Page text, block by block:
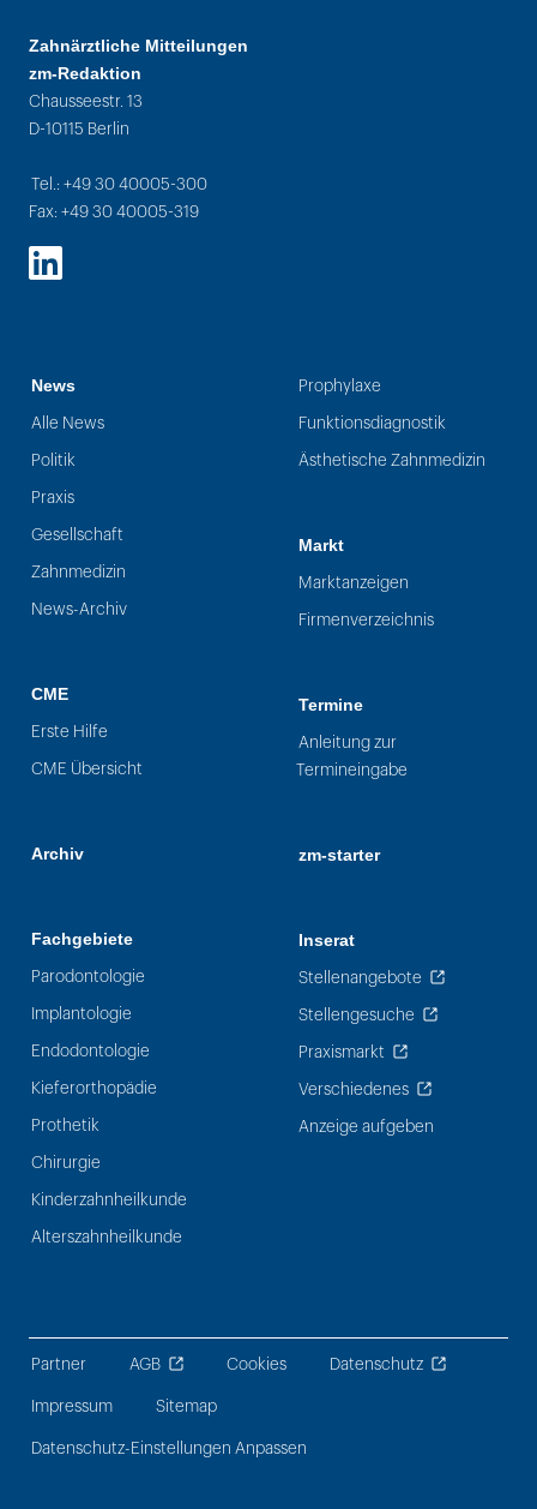
Zahnärztliche Mitteilungen
zm-Redaktion
Chausseestr. 13
D-10115 Berlin
Tel.: +49 30 40005-300
Fax: +49 30 40005-319
LinkedIn
News
Alle News
Politik
Praxis
Gesellschaft
Zahnmedizin
News-Archiv
CME
Erste Hilfe
CME Übersicht
Archiv
Fachgebiete
Parodontologie
Implantologie
Endodontologie
Kieferorthopädie
Prothetik
Chirurgie
Kinderzahnheilkunde
Alterszahnheilkunde
Prophylaxe
Funktionsdiagnostik
Ästhetische Zahnmedizin
Markt
Marktanzeigen
Firmenverzeichnis
Termine
Anleitung zur
Termineingabe
zm-starter
Inserat
Stellenangebote
Stellengesuche
Praxismarkt
Verschiedenes
Anzeige aufgeben
Partner AGB Cookies Datenschutz
Impressum Sitemap
Datenschutz-Einstellungen Anpassen